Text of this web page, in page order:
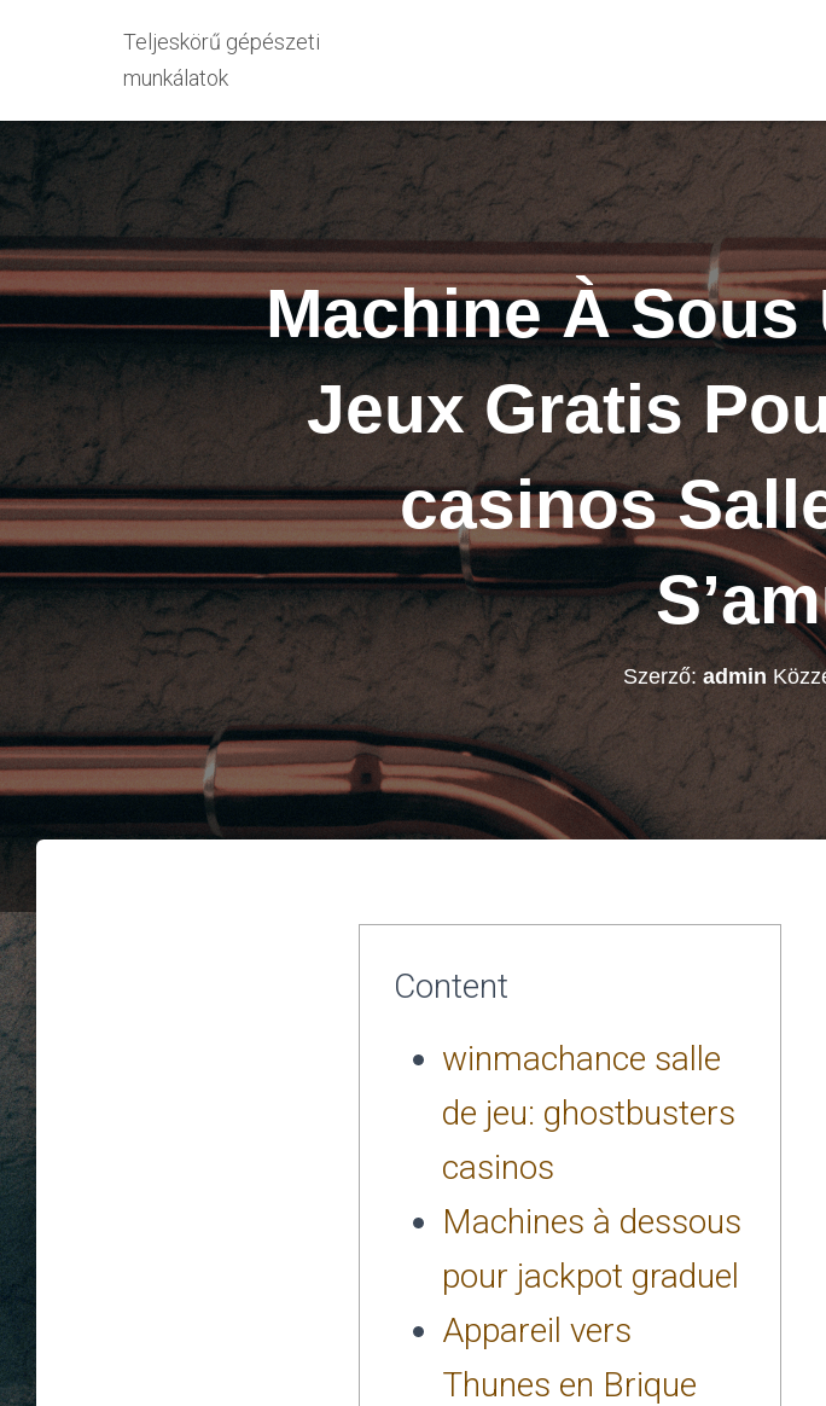
Teljeskörű gépészeti
munkálatok
Machine À
Jeux Gratis
casinos
Szerző: admin
Content
winmachance salle
de jeu: ghostbusters
casinos
Machines à dessous
pour jackpot graduel
Appareil vers
Thunes en Brique